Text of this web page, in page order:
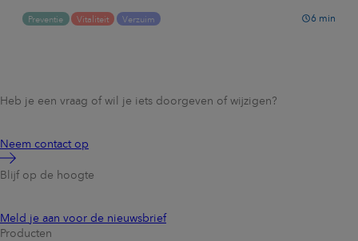
Preventie Vitaliteit Verzuim 6 min
Heb je een vraag of wil je iets doorgeven of wijzigen?
Neem contact op
Blijf op de hoogte
Meld je aan voor de nieuwsbrief
Producten